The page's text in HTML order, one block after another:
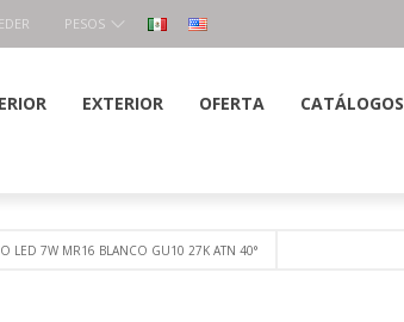
PESOS
EXTERIOR OFERTA CATÁLOGOS
LED 7W MR16 BLANCO GU10 27K ATN 40°